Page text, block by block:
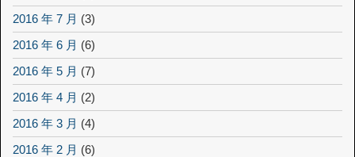
2016 年 7 月 (3)
2016 年 6 月 (6)
2016 年 5 月 (7)
2016 年 4 月 (2)
2016 年 3 月 (4)
2016 年 2 月 (6)